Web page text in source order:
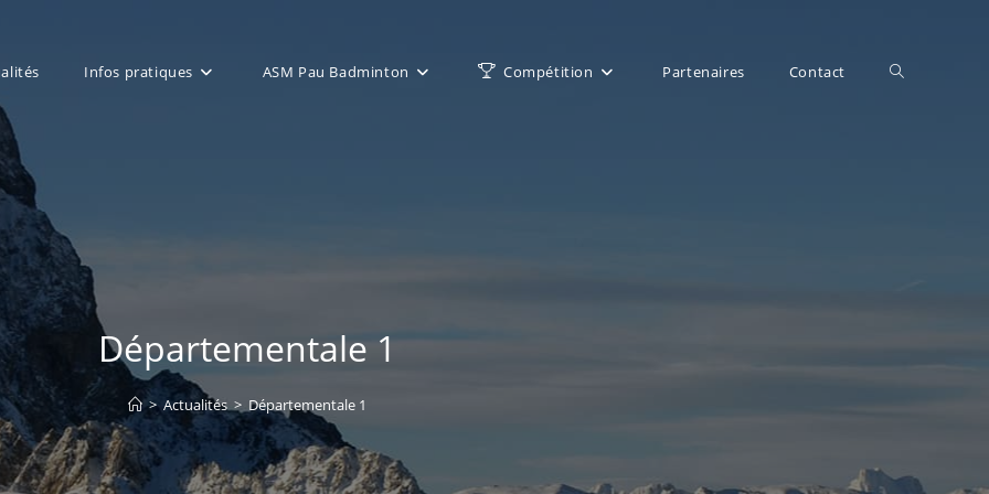
Infos pratiques ASM Pau Badminton Compétition Partenaires Contact Toggle
Départementale 1
> Actualités > Départementale 1